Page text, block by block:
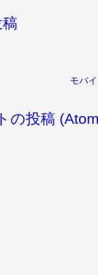
モバ
の投稿